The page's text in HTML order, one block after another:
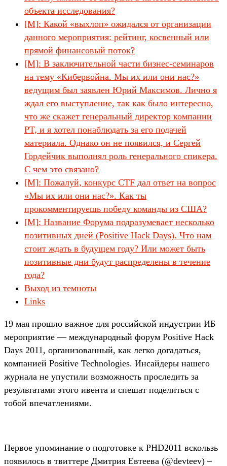
объекта исследования?
[М]: Какой «выхлоп» ожидался от организации
данного мероприятия: рейтинг, косвенный или
прямой финансовый поток?
[М]: В заключительной части бизнес-семинаров
на тему «Кибервойна. Мы их или они нас?»
ведущим был заявлен Юрий Максимов. Лично я
ждал его выступление, так как было интересно,
что же скажет генеральный директор компании
PT, и я хотел понаблюдать за его подачей
материала. Однако он не появился, и Сергей
Гордейчик выполнял роль генерального спикера.
С чем это связано?
[М]: Пожалуй, конкурс CTF дал ответ на вопрос
«Мы их или они нас?». Как ты
прокомментируешь победу команды из США?
[М]: Название Форума подразумевает несколько
позитивных дней (Positive Hack Days). Что нам
стоит ждать в будущем году? Или может быть
позитивные дни будут распределены в течение
года?
Выход из темноты
Links
19 мая прошло важное для российской индустрии ИБ
мероприятие — международный форум Positive Hack
Days 2011, организованный, как легко догадаться,
компанией Positive Technologies. Инсайдеры нашего
журнала не упустили возможность проследить за
результатами этого ивента и спешат поделиться с
тобой впечатлениями.
Первое упоминание о подготовке к PHD2011 вскользь
появилось в твиттере Дмитрия Евтеева (@devteev) –